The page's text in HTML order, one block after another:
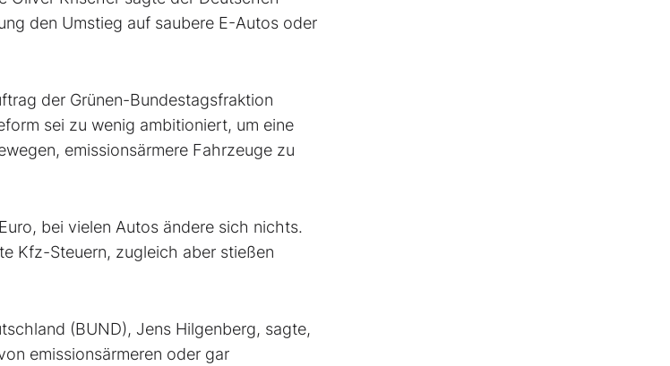
den Umstieg auf saubere E-Autos oder
der Grünen-Bundestagsfraktion
sei zu wenig ambitioniert, um eine
emissionsärmere Fahrzeuge zu
bei vielen Autos ändere sich nichts.
Kfz-Steuern, zugleich aber stießen
(BUND), Jens Hilgenberg, sagte,
emissionsärmeren oder gar